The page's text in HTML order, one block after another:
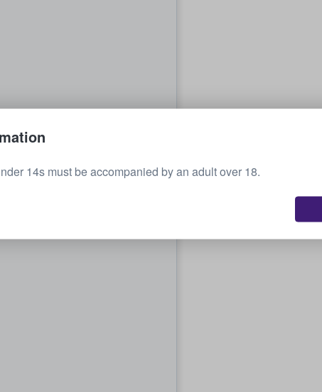
14s must be accompanied by an adult over 18.